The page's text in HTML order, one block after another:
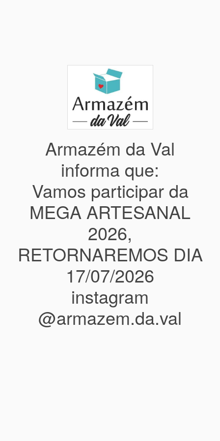
Armazém da Val
informa que:
Vamos participar da
MEGA ARTESANAL
2026,
RETORNAREMOS DIA
17/07/2026
instagram
@armazem.da.val